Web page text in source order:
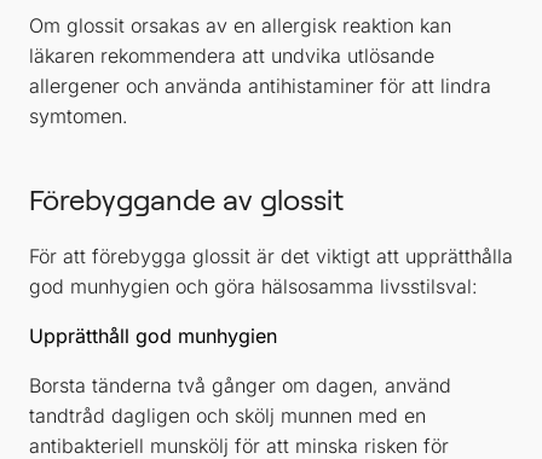
Om glossit orsakas av en allergisk reaktion kan
läkaren rekommendera att undvika utlösande
allergener och använda antihistaminer för att lindra
symtomen.
Förebyggande av glossit
För att förebygga glossit är det viktigt att upprätthålla
god munhygien och göra hälsosamma livsstilsval:
Upprätthåll god munhygien
Borsta tänderna två gånger om dagen, använd
tandtråd dagligen och skölj munnen med en
antibakteriell munskölj för att minska risken för